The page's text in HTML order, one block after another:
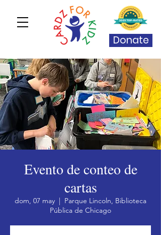
Donate
Evento de conteo de
cartas
dom, 07 may
  |
Parque Lincoln, Biblioteca
Pública de Chicago